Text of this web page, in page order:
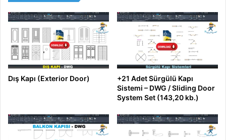
Dış Kapı (Exterior Door)
+21 Adet Sürgülü Kapı
Sistemi – DWG / Sliding Door
System Set (143,20 kb.)